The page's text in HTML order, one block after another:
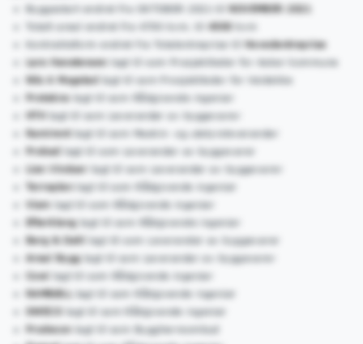
Byggestart endret fra OKTOBER 2021 til
NOVEMBER 2021
Totalt areal endret fra 4700 kvm. til
4500
Kontraktsform endret fra Totalentreprise til
Hovedentreprise
Lars Hanstensen
lagt til som Prosjektleder for Asker kommune
Nils A Mogstad
lagt til som Prosjektleder for Veidekke
Protekno
lagt til som Rådgivende ingeniør
lagt til som Leverandør av byggevarer
Ramirent
lagt til som Maskin- og utstyrsleverandør
Probad
lagt til som Leverandør av byggevarer
Lian Vinduer
lagt til som Leverandør av byggevarer
Terraplan
lagt til som Rådgivende ingeniør
Viam
lagt til som Rådgivende ingeniør
Efterklanglagt til som Rådgivende ingeniør
Berg & Dahl
lagt til som Leverandør av byggevarer
Areal Bygglagt til som Leverandør av byggevarer
Cowi
lagt til som Rådgivende ingeniør
RAMBØLL
lagt til som Rådgivende ingeniør
SWECO
lagt til som Rådgivende ingeniør
Prodecon
lagt til som Byggherreombud